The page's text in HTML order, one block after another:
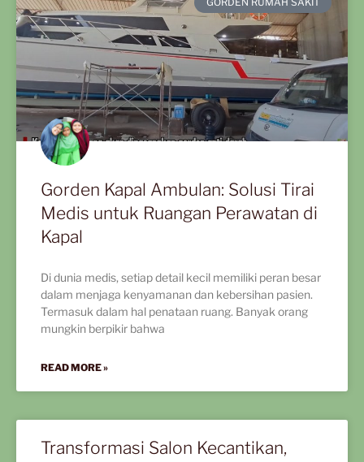
Gorden Kapal Ambulan: Solusi Tirai
Medis untuk Ruangan Perawatan di
Kapal
Di dunia medis, setiap detail kecil memiliki peran besar
dalam menjaga kenyamanan dan kebersihan pasien.
Termasuk dalam hal penataan ruang. Banyak orang
mungkin berpikir bahwa
READ MORE »
Transformasi Salon Kecantikan,